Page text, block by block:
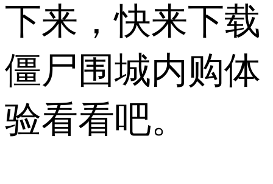
下来，快来下载
僵尸围城内购体
验看看吧。